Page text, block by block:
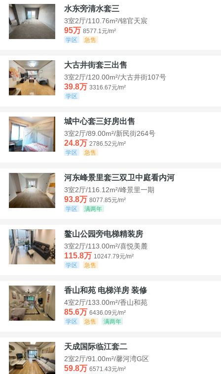
水东旁清水套三
3室2厅/110.76m²/锦官天宸
95万 8577.1元/m²
学区
急售
大古井街套三出售
3室2厅/120.00m²/大古井街107号
39.8万 3316.67元/m²
学区
城中心套三好房出售
3室2厅/89.00m²/新民街264号
24.8万 2786.52元/m²
学区
急售
河东峰景里套三双卫中庭看内河
3室2厅/116.12m²/峰景里一期
93.8万 8077.85元/m²
学区
满两年
鳌山公园旁电梯精装房
3室2厅/113.00m²/喜悦美麓
115.8万 10247.79元/m²
学区
急售
香山和苑 电梯洋房 装修
4室2厅/133.00m²/香山和苑
85.6万 6436.09元/m²
学区
急售 满两年
天成国际临江套二
2室2厅/91.00m²/馨河湾G区
59.8万 6571.43元/m²